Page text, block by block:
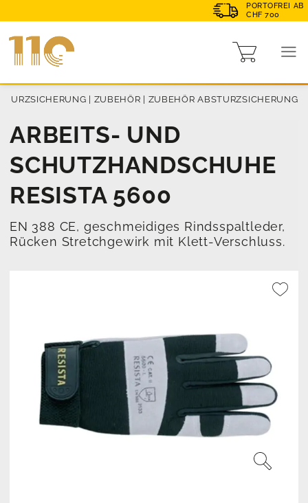
PORTOFREI AB
CHF 700
| ZUBEHÖR | ZUBEHÖR ABSTURZSICHERUNG
ARBEITS- UND
SCHUTZHANDSCHUHE
RESISTA 5600
EN 388 CE, geschmeidiges Rindsspaltleder,
Rücken Stretchgewirk mit Klett-Verschluss.